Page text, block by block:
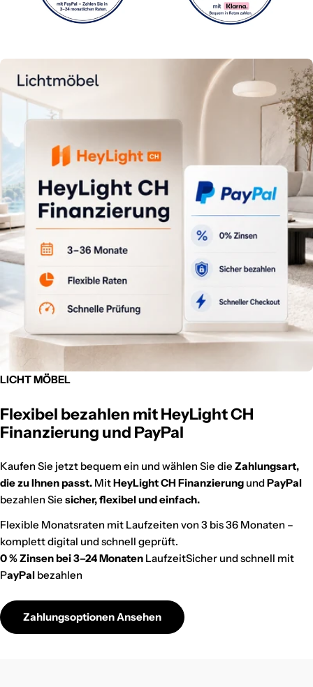
LICHT MÖBEL
Flexibel bezahlen mit HeyLight CH
Finanzierung und PayPal
Kaufen Sie jetzt bequem ein und wählen Sie die Zahlungsart,
die zu Ihnen passt. MitHeyLight CH Finanzierung undPayPal
bezahlen Sie sicher, flexibel und einfach.
Flexible Monatsraten mit Laufzeiten von 3 bis 36 Monaten –
komplett digital und schnell geprüft.
0 % Zinsen bei 3–24 Monaten LaufzeitSicher und schnell mit
PayPal bezahlen
Zahlungsoptionen Ansehen